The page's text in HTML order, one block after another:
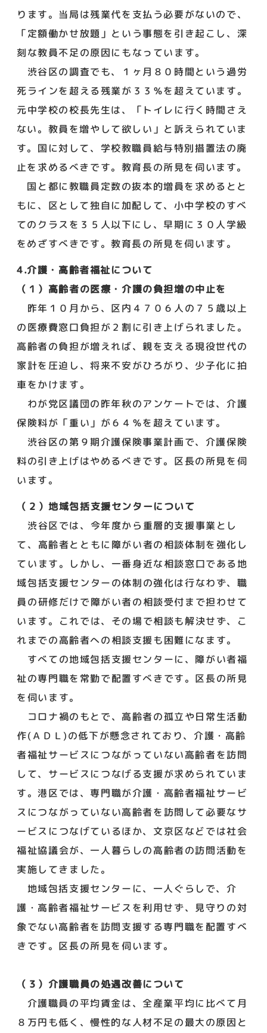
ります。当局は残業代を支払う必要がないので、
「定額働かせ放題」という事態を引き起こし、深
刻な教員不足の原因にもなっています。
渋谷区の調査でも、１ヶ月８０時間という過労
死ラインを超える残業が３３％を超えています。
元中学校の校長先生は、「トイレに行く時間さえ
ない。教員を増やして欲しい」と訴えられていま
す。国に対して、学校教職員給与特別措置法の廃
止を求めるべきです。教育長の所見を伺います。
国と都に教職員定数の抜本的増員を求めるとと
もに、区として独自に加配して、小中学校のすべ
てのクラスを３５人以下にし、早期に３０人学級
をめざすべきです。教育長の所見を伺います。
4.介護・高齢者福祉について
（１）高齢者の医療・介護の負担増の中止を
昨年１０月から、区内４７０６人の７５歳以上
の医療費窓口負担が２割に引き上げられました。
高齢者の負担が増えれば、親を支える現役世代の
家計を圧迫し、将来不安がひろがり、少子化に拍
車をかけます。
わが党区議団の昨年秋のアンケートでは、介護
保険料が「重い」が６４％を超えています。
渋谷区の第９期介護保険事業計画で、介護保険
料の引き上げはやめるべきです。区長の所見を伺
います。
（２）地域包括支援センターについて
渋谷区では、今年度から重層的支援事業とし
て、高齢者とともに障がい者の相談体制を強化し
ています。しかし、一番身近な相談窓口である地
域包括支援センターの体制の強化は行なわず、職
員の研修だけで障がい者の相談受付まで担わせて
います。これでは、その場で相談も解決せず、こ
れまでの高齢者への相談支援も困難になます。
すべての地域包括支援センターに、障がい者福
祉の専門職を常勤で配置すべきです。区長の所見
を伺います。
コロナ禍のもとで、高齢者の孤立や日常生活動
作(ＡＤＬ)の低下が懸念されており、介護・高齢
者福祉サービスにつながっていない高齢者を訪問
して、サービスにつなげる支援が求められていま
す。港区では、専門職が介護・高齢者福祉サービ
スにつながっていない高齢者を訪問して必要なサ
ービスにつなげているほか、文京区などでは社会
福祉協議会が、一人暮らしの高齢者の訪問活動を
実施してきました。
地域包括支援センターに、一人ぐらしで、介
護・高齢者福祉サービスを利用せず、見守りの対
象でない高齢者を訪問支援する専門職を配置すべ
きです。区長の所見を伺います。
（３）介護職員の処遇改善について
介護職員の平均賃金は、全産業平均に比べて月
８万円も低く、慢性的な人材不足の最大の原因と